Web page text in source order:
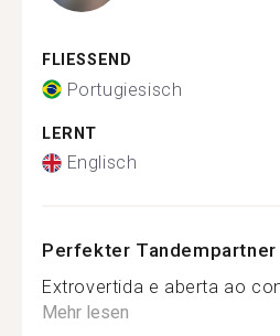
FLIESSEND
Portugiesisch
LERNT
Englisch
Perfekter Tandempartner
Extrovertida e aberta ao
Mehr lesen